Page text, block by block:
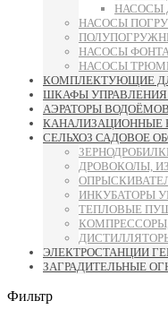
НАСОСЫ
НАСОСЫ
НАСОСЫ
НАСОСЫ
КОМПЛЕКТУЮЩИЕ
ШКАФЫ УПРАВЛЕНИЯ
АЭРАТОРЫ ВОДОЁМОВ
КАНАЛИЗАЦИОННЫЕ
СЕЛЬХОЗ САДОВОЕ
ДРОВОКОЛЫ,
ИНКУБАТОРЫ
ТЕПЛОВЫЕ
ЭЛЕКТРОСТАНЦИИ
ЗАГРАДИТЕЛЬНЫЕ
Фильтр